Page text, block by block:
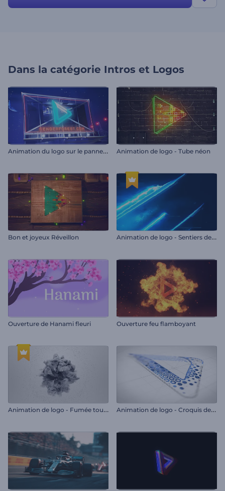
Dans la catégorie Intros et Logos
A
nimation du logo sur le panneau d'affichage Animation de logo - Tube néon
Bon et joyeux Réveillon A
nimation de logo - Sentiers de lumière
Ouverture de Hanami fleuri Ouverture feu flamboyant
A
nimation de logo - Fumée tournante A
nimation de logo - Croquis de l'hexagone